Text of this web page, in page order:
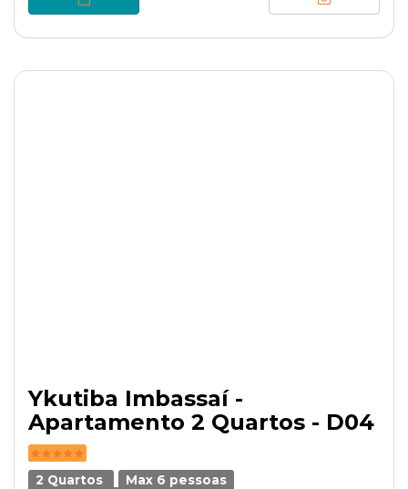
Ykutiba Imbassaí -
Apartamento 2 Quartos - D04
2 Quartos
Max 6 pessoas